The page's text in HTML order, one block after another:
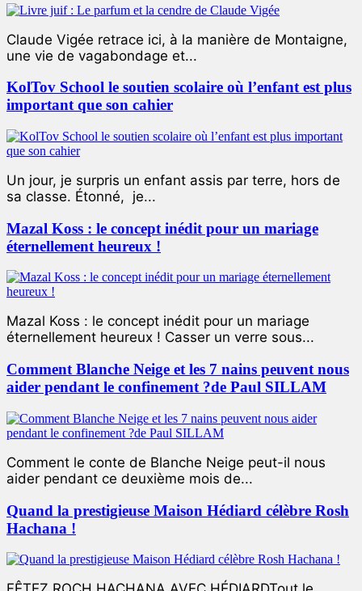
Claude Vigée retrace ici, à la manière de Montaigne,
une vie de vagabondage et...
KolTov School le soutien scolaire où l’enfant est plus
important que son cahier
Un jour, je surpris un enfant assis par terre, hors de
sa classe. Étonné, je...
Mazal Koss : le concept inédit pour un mariage
éternellement heureux !
Mazal Koss : le concept inédit pour un mariage
éternellement heureux ! Casser un verre sous...
Comment Blanche Neige et les 7 nains peuvent nous
aider pendant le confinement ?de Paul SILLAM
Comment le conte de Blanche Neige peut-il nous
aider pendant ce deuxième mois de...
Quand la prestigieuse Maison Hédiard célèbre Rosh
Hachana !